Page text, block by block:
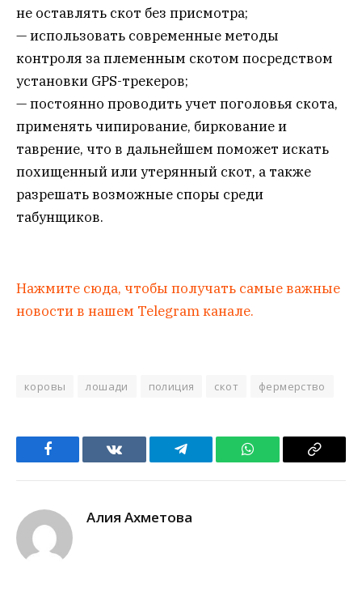
не оставлять скот без присмотра;
— использовать современные методы
контроля за племенным скотом посредством
установки GPS-трекеров;
— постоянно проводить учет поголовья скота,
применять чипирование, биркование и
таврение, что в дальнейшем поможет искать
похищенный или утерянный скот, а также
разрешать возможные споры среди
табунщиков.
Нажмите сюда, чтобы получать самые важные
новости в нашем Telegram канале.
коровы лошади полиция скот фермерство
Facebook VKontakteTelegram WhatsApp Copy
Алия Ахметова